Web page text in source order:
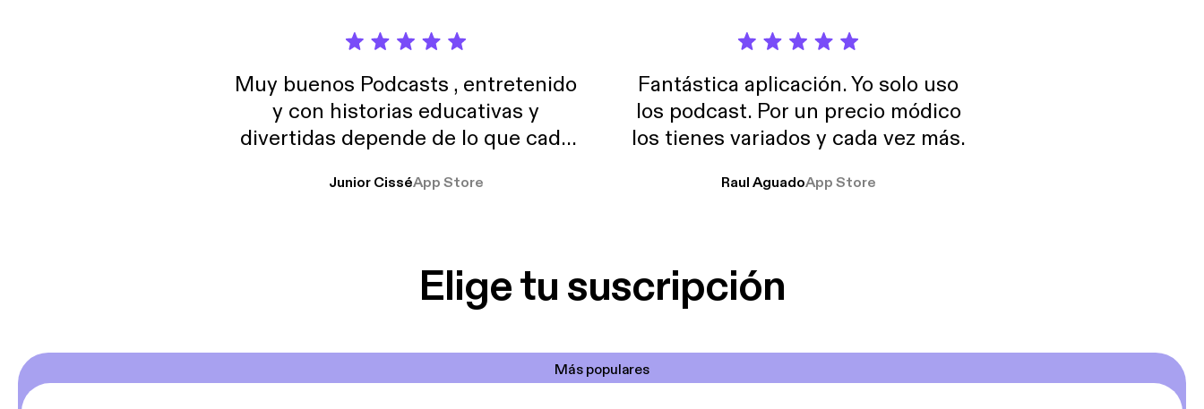
Muy buenos Podcasts , entretenido
y con historias educativas y
divertidas depende de lo que cada
trabajo ya que estoy muchas horas
Junior CisséApp Store
Fantástica aplicación. Yo solo uso
los podcast. Por un precio módico
los tienes variados y cada vez más.
Raul AguadoApp Store
Elige tu suscripción
Más populares